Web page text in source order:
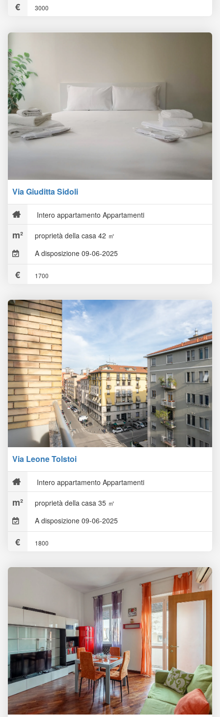
3000
Via Giuditta Sidoli
Intero appartamento Appartamenti
proprietà della casa 42 ㎡
A disposizione 09-06-2025
1700
Via Leone Tolstoi
Intero appartamento Appartamenti
proprietà della casa 35 ㎡
A disposizione 09-06-2025
1800